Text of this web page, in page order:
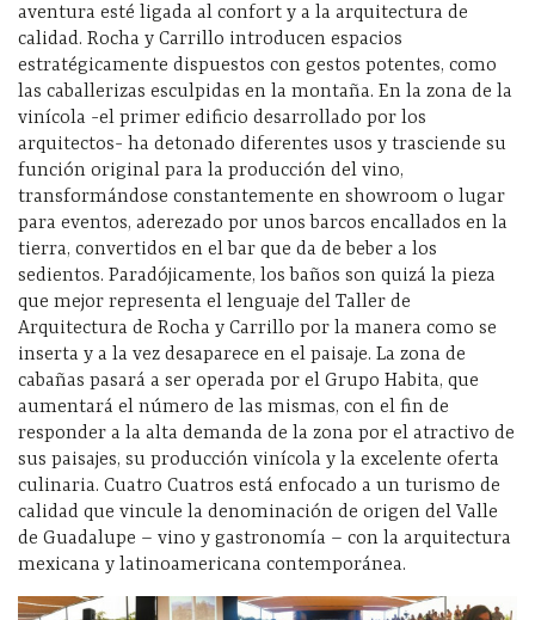
aventura esté ligada al confort y a la arquitectura de
calidad. Rocha y Carrillo introducen espacios
estratégicamente dispuestos con gestos potentes, como
las caballerizas esculpidas en la montaña. En la zona de la
vinícola -el primer edificio desarrollado por los
arquitectos- ha detonado diferentes usos y trasciende su
función original para la producción del vino,
transformándose constantemente en showroom o lugar
para eventos, aderezado por unos barcos encallados en la
tierra, convertidos en el bar que da de beber a los
sedientos. Paradójicamente, los baños son quizá la pieza
que mejor representa el lenguaje del Taller de
Arquitectura de Rocha y Carrillo por la manera como se
inserta y a la vez desaparece en el paisaje. La zona de
cabañas pasará a ser operada por el Grupo Habita, que
aumentará el número de las mismas, con el fin de
responder a la alta demanda de la zona por el atractivo de
sus paisajes, su producción vinícola y la excelente oferta
culinaria. Cuatro Cuatros está enfocado a un turismo de
calidad que vincule la denominación de origen del Valle
de Guadalupe – vino y gastronomía – con la arquitectura
mexicana y latinoamericana contemporánea.